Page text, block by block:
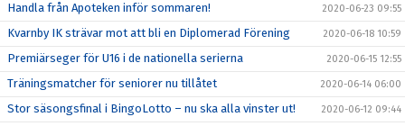
Handla från Apoteken inför sommaren! 2020-06-23 09:55
Kvarnby IK strävar mot att bli en Diplomerad Förening 2020-06-18 10:59
Premiärseger för U16 i de nationella serierna 2020-06-15 12:55
Träningsmatcher för seniorer nu tillåtet 2020-06-14 06:00
Stor säsongsfinal i BingoLotto – nu ska alla vinster ut! 2020-06-12 09:44